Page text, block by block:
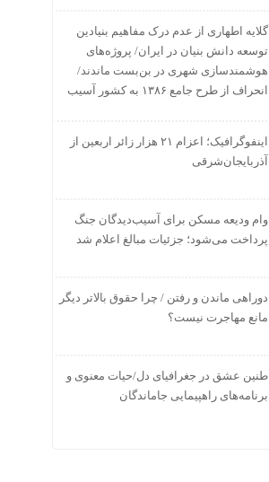
گلایه اطهاری از عدم درک مفاهیم بنیادین
توسعه دانش بنیان در ایران/ پروژه‌های
هوشمندسازی شهری در بن‌بست ماندند/
انحراف از طرح جامع ۱۳۸۶ به کشور آسیب
اینفوگرافیک؛ اعزام ۲۱ هزار زائر اربعین از
آذربایجان‌شرقی
وام ودیعه مسکن برای آسیب‌دیدگان جنگ
پرداخت می‌شود؛ جزئیات مبالغ اعلام شد
دوراهی ماندن و رفتن / چرا حقوق بالاتر دیگر
مانع مهاجرت نیست؟
طنین عشق در جغرافیای دل/حیات معنوی و
برنامه‌های راهپیمایی جاماندگان